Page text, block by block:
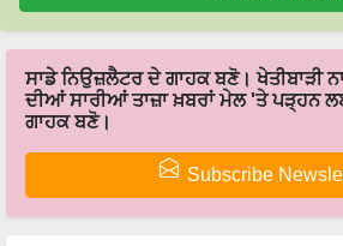
ਸਾਡੇ ਨਿਉਜ਼ਲੈਟਰ ਦੇ ਗਾਹਕ ਬਣੋ। ਖੇਤੀਬਾੜੀ
ਦੀਆਂ ਸਾਰੀਆਂ ਤਾਜ਼ਾ ਖ਼ਬਰਾਂ ਮੇਲ 'ਤੇ ਪੜ੍ਹਨ
ਗਾਹਕ ਬਣੋ।
Subscribe